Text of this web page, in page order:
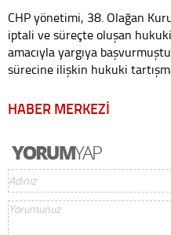
CHP yönetimi, 38. Olağan
iptali ve süreçte oluşan
amacıyla yargıya
sürecine ilişkin hukuki
HABER MERKEZİ